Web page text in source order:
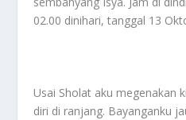
02.00 dinihari, tanggal 13
Usai Sholat aku megenakan
diri di ranjang. Bayanganku